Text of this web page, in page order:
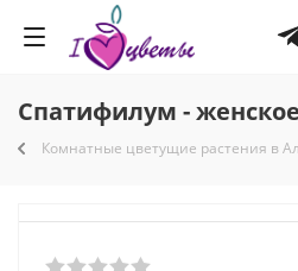
Спатифилум -
Комнатные цветущие растения в